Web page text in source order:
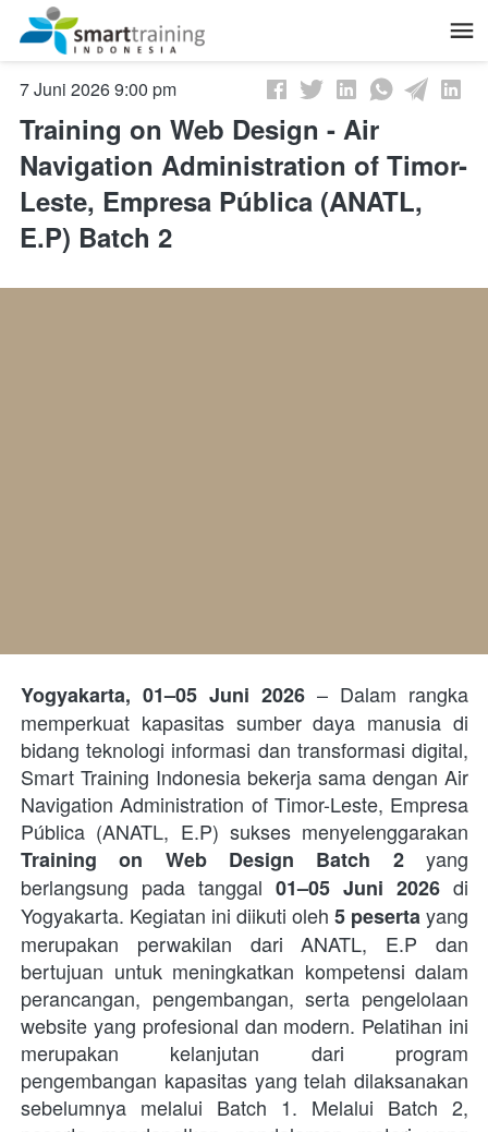
June 7, 2026, 2:00 pm
Training on Web Design - Air
Navigation Administration of Timor-
Leste, Empresa Pública (ANATL,
E.P) Batch 2
Yogyakarta, 01–05 Juni 2026 – Dalam rangka
memperkuat kapasitas sumber daya manusia di
bidang teknologi informasi dan transformasi digital,
Smart Training Indonesia bekerja sama dengan Air
Navigation Administration of Timor-Leste, Empresa
Training on Web Design Batch 2 yang
berlangsung pada tanggal 01–05 Juni 2026 di
Yogyakarta. Kegiatan ini diikuti oleh 5 peserta yang
merupakan perwakilan dari ANATL, E.P dan
bertujuan untuk meningkatkan kompetensi dalam
perancangan, pengembangan, serta pengelolaan
website yang profesional dan modern. Pelatihan ini
merupakan kelanjutan dari program
pengembangan kapasitas yang telah dilaksanakan
sebelumnya melalui Batch 1. Melalui Batch 2,